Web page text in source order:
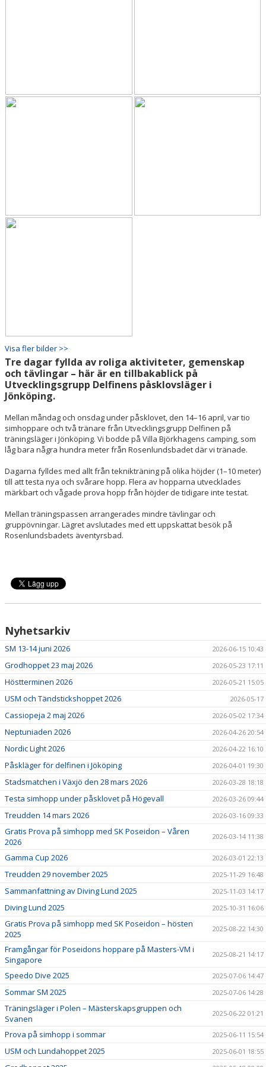
Visa fler bilder >>
Tre dagar fyllda av roliga aktiviteter, gemenskap
och tävlingar – här är en tillbakablick på
Utvecklingsgrupp Delfinens påsklovsläger i
Jönköping.
Mellan måndag och onsdag under påsklovet, den 14–16 april, var tio
simhoppare och två tränare från Utvecklingsgrupp Delfinen på
träningsläger i Jönköping. Vi bodde på Villa Björkhagens camping, som
låg bara några hundra meter från Rosenlundsbadet där vi tränade.
Dagarna fylldes med allt från teknikträning på olika höjder (1–10 meter)
till att testa nya och svårare hopp. Flera av hopparna utvecklades
märkbart och vågade prova hopp från höjder de tidigare inte testat.
Mellan träningspassen arrangerades mindre tävlingar och
gruppövningar. Lägret avslutades med ett uppskattat besök på
Rosenlundsbadets äventyrsbad.
Nyhetsarkiv
SM 13-14 juni 2026 2026-06-15 10:43
Grodhoppet 23 maj 2026 2026-05-23 17:11
Höstterminen 2026 2026-05-21 15:05
USM och Tändstickshoppet 2026 2026-05-17
Cassiopeja 2 maj 2026 2026-05-02 17:34
Neptuniaden 2026 2026-04-26 20:54
Nordic Light 2026 2026-04-22 16:10
Påskläger för delfinen i Jököping 2026-04-01 19:30
Stadsmatchen i Växjö den 28 mars 2026 2026-03-28 18:18
Testa simhopp under påsklovet på Högevall 2026-03-26 09:44
Treudden 14 mars 2026 2026-03-16 09:33
Gratis Prova på simhopp med SK Poseidon – Våren
2026
2026-03-14 11:38
Gamma Cup 2026 2026-03-01 22:13
Treudden 29 november 2025 2025-11-29 16:48
Sammanfattning av Diving Lund 2025 2025-11-03 14:17
Diving Lund 2025 2025-10-31 16:06
Gratis Prova på simhopp med SK Poseidon – hösten
2025
2025-08-22 14:30
Framgångar för Poseidons hoppare på Masters-VM i
Singapore
2025-08-21 14:17
Speedo Dive 2025 2025-07-06 14:47
Sommar SM 2025 2025-07-06 14:28
Träningsläger i Polen – Mästerskapsgruppen och
Svanen
2025-06-22 01:21
Prova på simhopp i sommar 2025-06-11 15:54
USM och Lundahoppet 2025 2025-06-01 18:55